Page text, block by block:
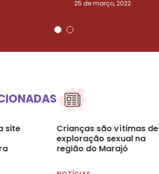
25 de março, 2022
site
Crianças são vítimas de
exploração sexual na
região do Marajó